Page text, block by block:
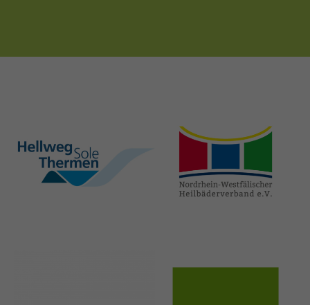
hellweg-sole-
thermen.de
heilbaeder.de